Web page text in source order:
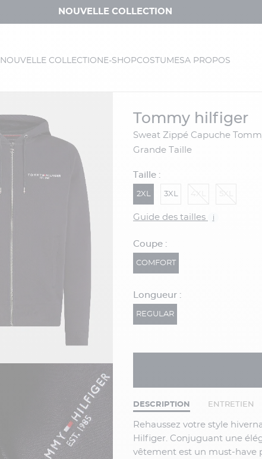
NOUVELLE COLLECTION
NOUVELLE COLLECTION E-SHOPCOSTUMESA PROPOS
tommy hilfiger
Sweat Zippé Capuche Tommy Hilfiger
Grande Taille
Taille :
2XL 3XL
Guide des tailles i
Coupe :
COMFORT
Longueur :
REGULAR
DESCRIPTION ENTRETIEN
Rehaussez votre style hivernal avec ce magnifique sweat à capuche signé Tommy
Hilfiger. Conjuguant une
vêtement est un must-have